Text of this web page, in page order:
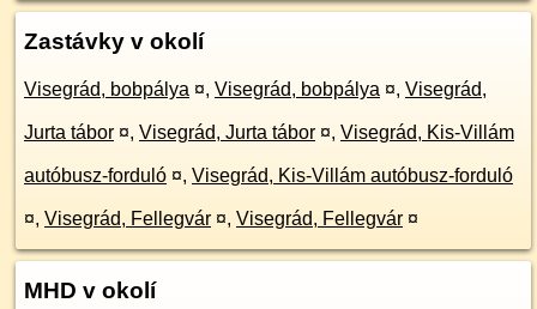
Zastávky v okolí
Visegrád, bobpálya ¤, Visegrád, bobpálya ¤, Visegrád,
Jurta tábor ¤, Visegrád, Jurta tábor ¤, Visegrád, Kis-Villám
autóbusz-forduló ¤, Visegrád, Kis-Villám autóbusz-forduló
¤, Visegrád, Fellegvár ¤, Visegrád, Fellegvár ¤
MHD v okolí